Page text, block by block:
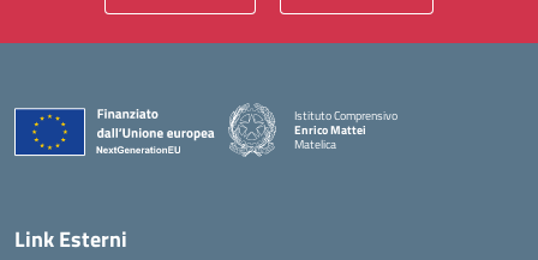
Istituto Comprensivo
Enrico Mattei
Matelica
Link Esterni